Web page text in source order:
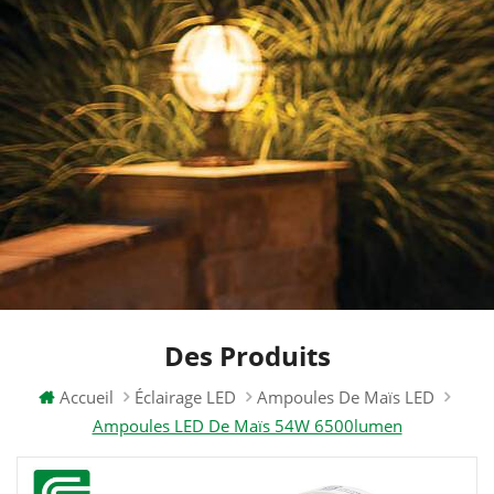
Des Produits
Accueil Éclairage LED
Ampoules De Maïs LED
Ampoules LED De Maïs 54W 6500lumen